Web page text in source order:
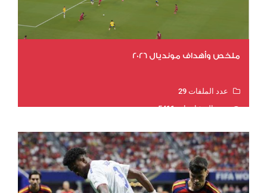
ملخص وأهداف مونديال 2026
عدد الملفات 29
عدد المشاهدات 5411